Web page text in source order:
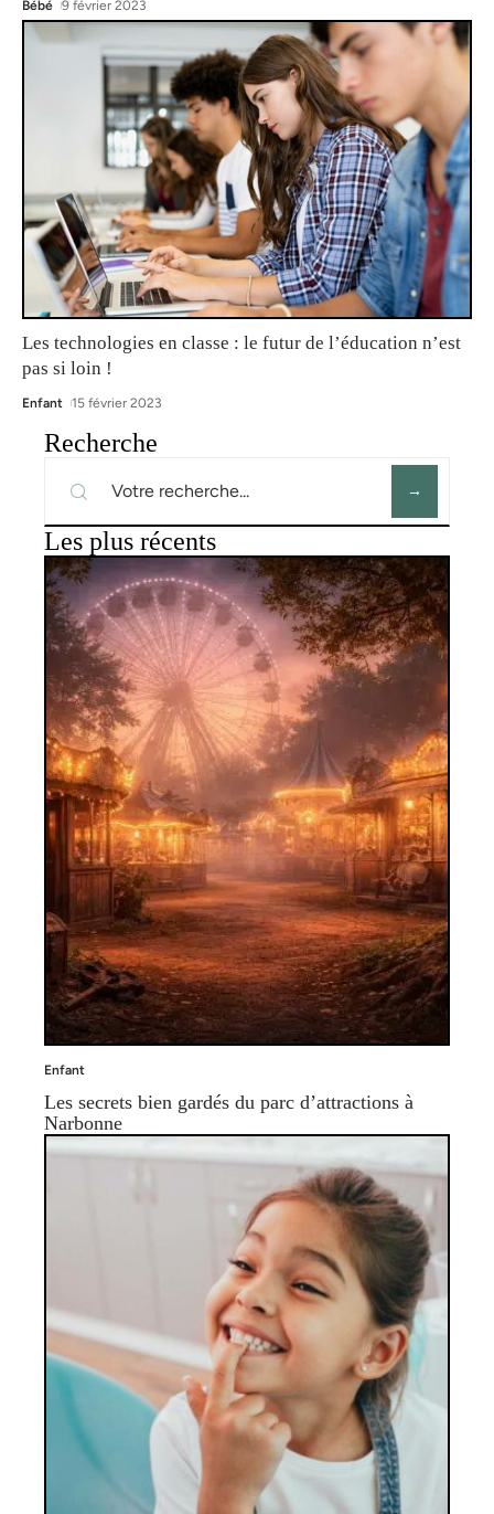
Bébé 9 février 2023
Les technologies en classe : le futur de l’éducation n’est
pas si loin !
Enfant 15 février 2023
Recherche
Les plus récents
Enfant
Les secrets bien gardés du parc d’attractions à
Narbonne